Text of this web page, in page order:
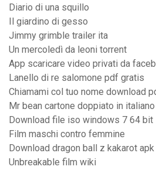
Diario di una squillo
Il giardino di gesso
Jimmy grimble trailer ita
Un mercoledì da leoni torrent
App scaricare video privati da
Lanello di re salomone pdf gratis
Chiamami col tuo nome download
Mr bean cartone doppiato in
Download file iso windows 7 64 bit
Film maschi contro femmine
Download dragon ball z kakarot apk
Unbreakable film wiki